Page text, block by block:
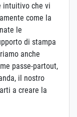
intuitivo che vi
come la
le
di stampa
anche
passe-partout,
il nostro
a creare la